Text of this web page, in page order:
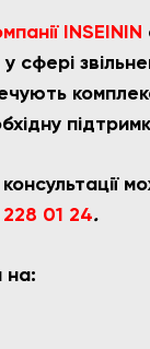
INSEININ
сфері
01 24.
на: